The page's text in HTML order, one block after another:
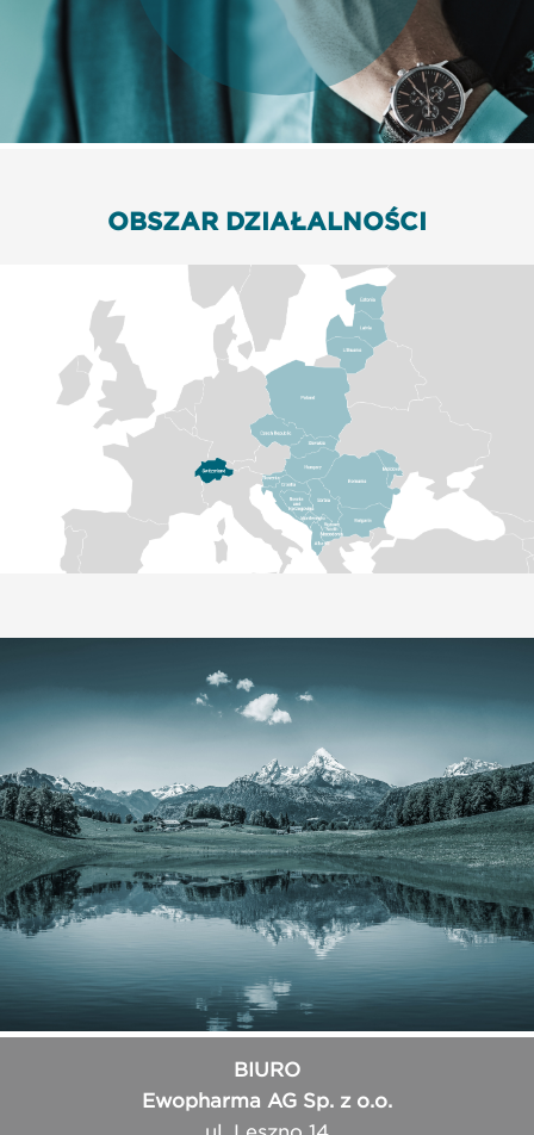
OBSZAR DZIAŁALNOŚCI
BIURO
Ewopharma AG Sp. z o.o.